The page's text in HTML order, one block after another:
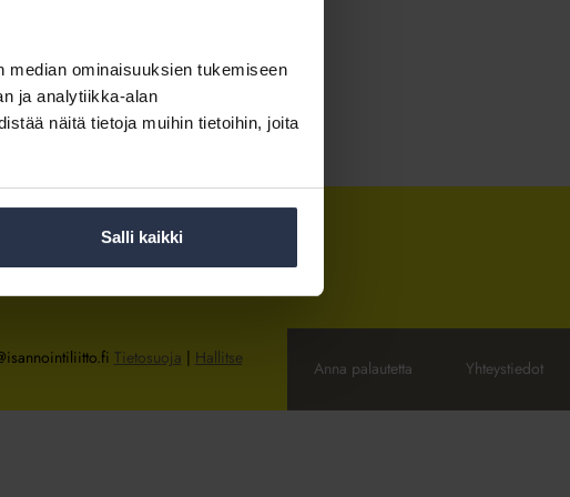
median ominaisuuksien tukemiseen
ja analytiikka-alan
näitä tietoja muihin tietoihin, joita
Salli kaikki
Tietosuoja | Hallitse
Anna palautetta Yhteystiedot